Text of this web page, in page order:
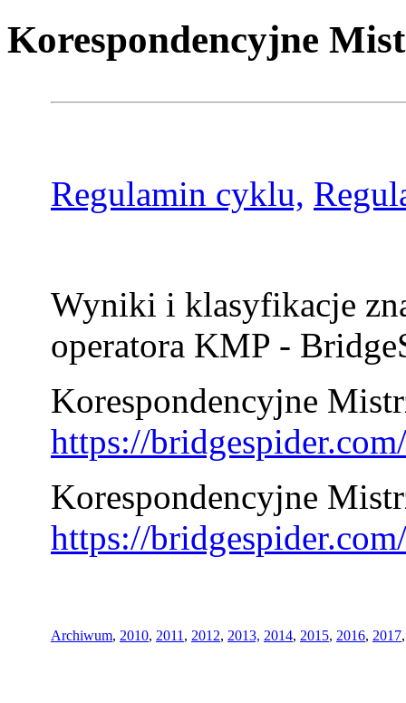
Korespondencyjne
Regulamin cyklu,
Wyniki i klasyfikacje
operatora KMP -
Korespondencyjne
https://
Korespondencyjne
https://
Archiwum, 2010, 2011 , 2012, 2013, 2014, 2015, 2016, 2017